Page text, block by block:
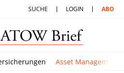
SUCHE LOGIN ABO
Asset Management